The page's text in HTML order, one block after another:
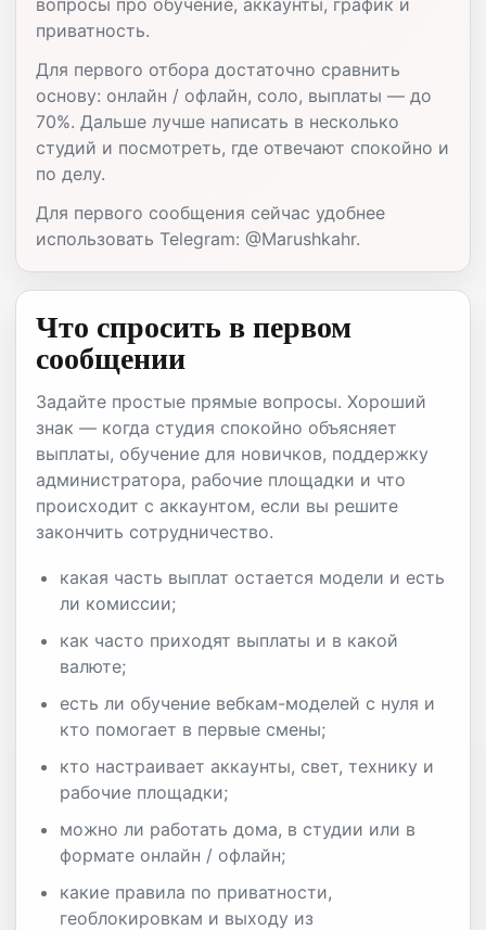
приватность.
Для первого отбора достаточно сравнить
основу: онлайн / офлайн, соло, выплаты — до
70%. Дальше лучше написать в несколько
студий и посмотреть, где отвечают спокойно и
по делу.
Для первого сообщения сейчас удобнее
использовать Telegram: @Marushkahr.
Что спросить в первом
сообщении
Задайте простые прямые вопросы. Хороший
знак — когда студия спокойно объясняет
выплаты, обучение для новичков, поддержку
администратора, рабочие площадки и что
происходит с аккаунтом, если вы решите
закончить сотрудничество.
какая часть выплат остается модели и есть
ли комиссии;
как часто приходят выплаты и в какой
валюте;
есть ли обучение вебкам-моделей с нуля и
кто помогает в первые смены;
кто настраивает аккаунты, свет, технику и
рабочие площадки;
можно ли работать дома, в студии или в
формате онлайн / офлайн;
какие правила по приватности,
геоблокировкам и выходу из